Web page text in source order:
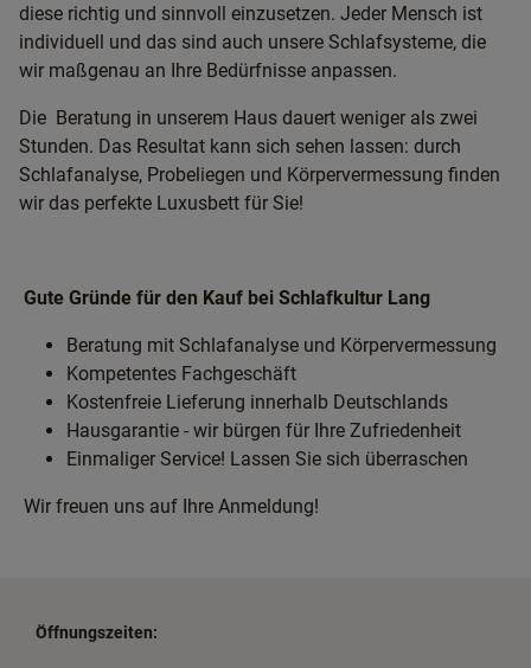
diese richtig und sinnvoll einzusetzen. Jeder Mensch ist
individuell und das sind auch unsere Schlafsysteme, die
wir maßgenau an Ihre Bedürfnisse anpassen.
Die Beratung in unserem Haus dauert weniger als zwei
Stunden. Das Resultat kann sich sehen lassen: durch
Schlafanalyse, Probeliegen und Körpervermessung finden
wir das perfekte Luxusbett für Sie!
Gute Gründe für den Kauf bei Schlafkultur Lang
Beratung mit Schlafanalyse und Körpervermessung
Kompetentes Fachgeschäft
Kostenfreie Lieferung innerhalb Deutschlands
Hausgarantie - wir bürgen für Ihre Zufriedenheit
Einmaliger Service! Lassen Sie sich überraschen
Wir freuen uns auf Ihre Anmeldung!
Öffnungszeiten: